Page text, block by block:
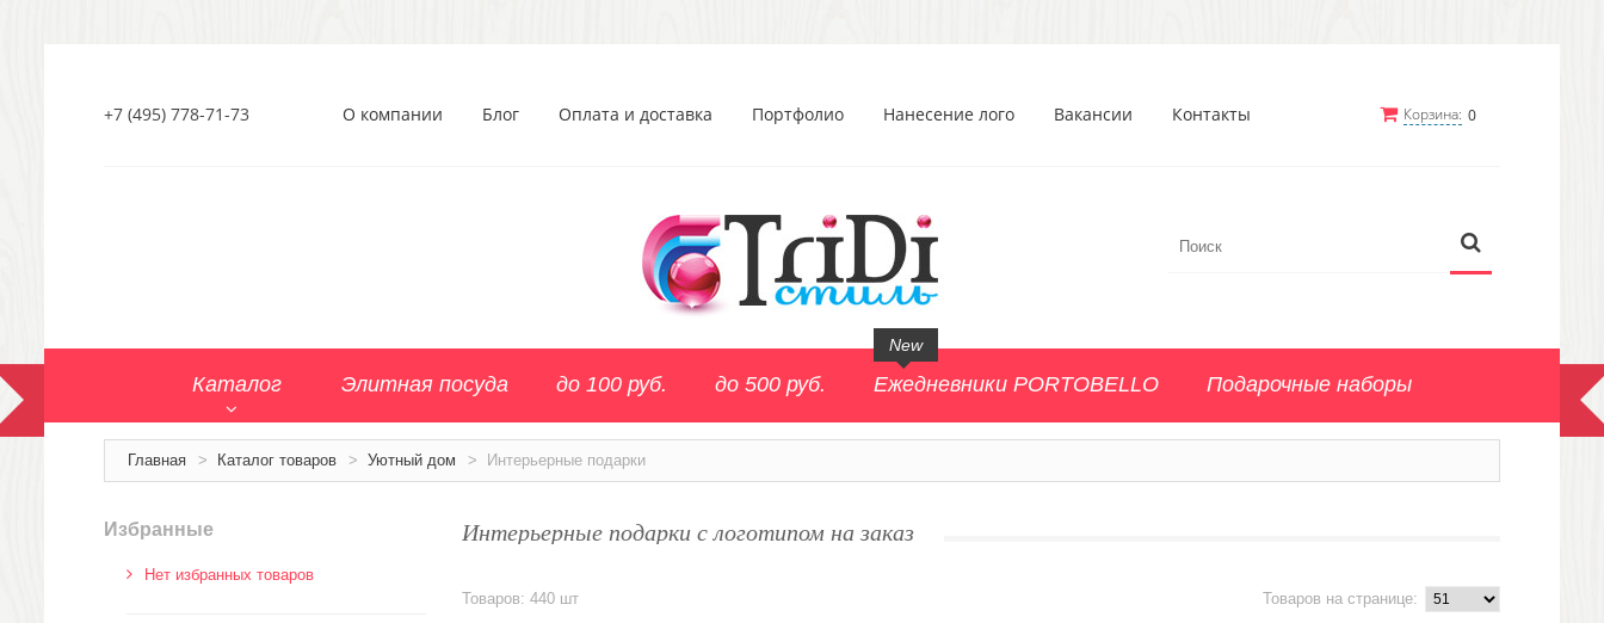
Корзина: 0
+7 (495) 778-71-73 О компании Блог Оплата и доставка Портфолио Нанесение лого Вакансии Контакты
Каталог Элитная посуда до 100 руб. до 500 руб. Ежедневники PORTOBELLO
New
Подарочные наборы
Главная > Каталог товаров > Уютный дом > Интерьерные подарки
Интерьерные подарки с логотипом на заказ
Товаров: 440 шт Товаров на странице:
Избранные
Нет избранных товаров